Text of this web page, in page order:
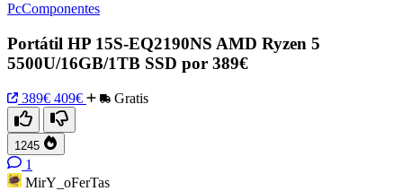
PcComponentes
Portátil HP 15S-EQ2190NS AMD Ryzen 5
5500U/16GB/1TB SSD por 389€
389€ 409€ Gratis
1245
1
MirY_oFerTas